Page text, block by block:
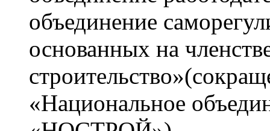
объединение
основанных на
«Национальное